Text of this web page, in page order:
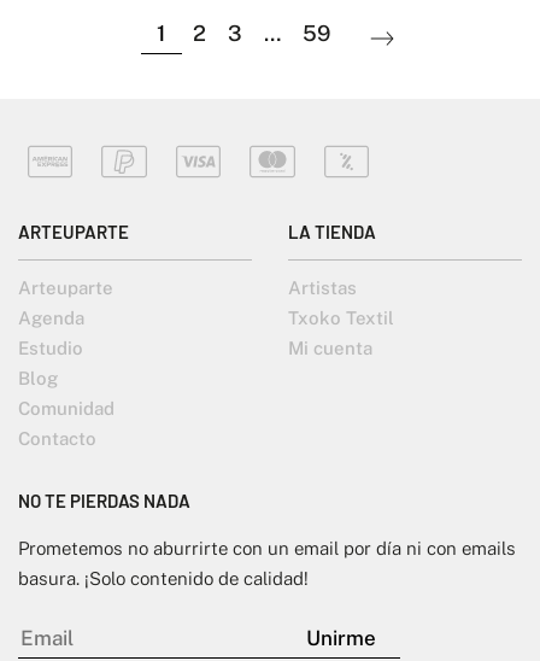
1 2 3 … 59
ARTEUPARTE
Arteuparte
Agenda
Estudio
Blog
Comunidad
Contacto
LA TIENDA
Artistas
Txoko Textil
Mi cuenta
NO TE PIERDAS NADA
Prometemos no aburrirte con un email por día ni con emails
basura. ¡Solo contenido de calidad!